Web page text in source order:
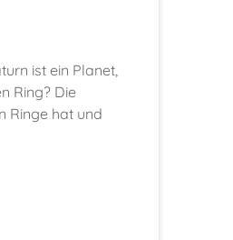
ist ein Planet,
Ring? Die
Ringe hat und